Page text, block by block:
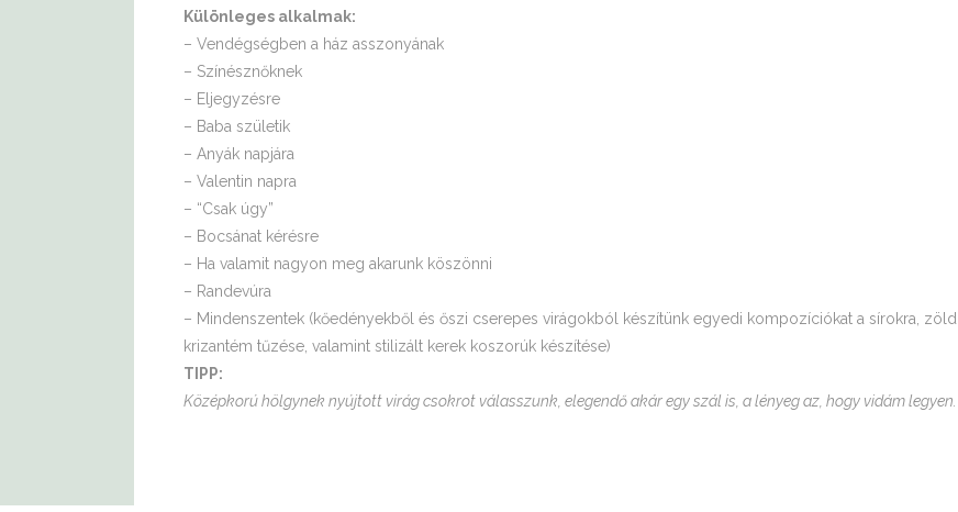
Különleges alkalmak:
– Vendégségben a ház asszonyának
– Színésznőknek
– Eljegyzésre
– Baba születik
– Anyák napjára
– Valentin napra
– “Csak úgy”
– Bocsánat kérésre
– Ha valamit nagyon meg akarunk köszönni
– Randevúra
– Mindenszentek (kőedényekből és őszi cserepes virágokból készítünk egyedi kompozíciókat a sírokra, zöld
krizantém tűzése, valamint stilizált kerek koszorúk készítése)
TIPP:
Középkorú hölgynek nyújtott virág csokrot válasszunk, elegendő akár egy szál is, a lényeg az, hogy vidám legyen.